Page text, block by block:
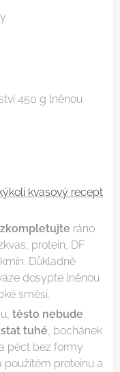
450 g lněnou
kvasový recept
ráno
protein, DF
Důkladně
dosypte lněnou
směsi.
těsto nebude
tuhé, bochánek
péct bez formy
použitém proteinu a